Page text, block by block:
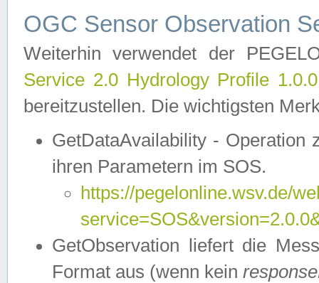
OGC Sensor Observation
Weiterhin verwendet der
Service 2.0 Hydrology Profile
bereitzustellen. Die wichtigsten
GetDataAvailability - Operation
ihren Parametern im SOS.
https://pegelonline.wsv.de/
GetObservation liefert die
Format aus (wenn kein